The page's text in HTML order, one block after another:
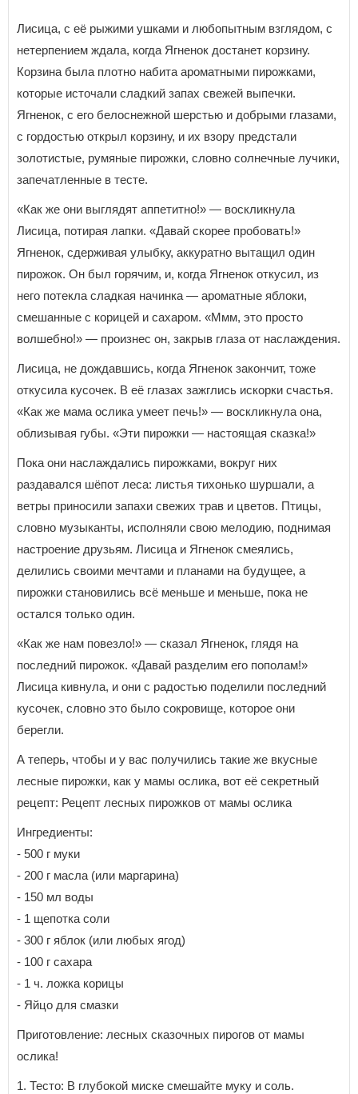
Лисица, с её рыжими ушками и любопытным взглядом, с
нетерпением ждала, когда Ягненок достанет корзину.
Корзина была плотно набита ароматными пирожками,
которые источали сладкий запах свежей выпечки.
Ягненок, с его белоснежной шерстью и добрыми глазами,
с гордостью открыл корзину, и их взору предстали
золотистые, румяные пирожки, словно солнечные лучики,
запечатленные в тесте.
«Как же они выглядят аппетитно!» — воскликнула
Лисица, потирая лапки. «Давай скорее пробовать!»
Ягненок, сдерживая улыбку, аккуратно вытащил один
пирожок. Он был горячим, и, когда Ягненок откусил, из
него потекла сладкая начинка — ароматные яблоки,
смешанные с корицей и сахаром. «Ммм, это просто
волшебно!» — произнес он, закрыв глаза от наслаждения.
Лисица, не дождавшись, когда Ягненок закончит, тоже
откусила кусочек. В её глазах зажглись искорки счастья.
«Как же мама ослика умеет печь!» — воскликнула она,
облизывая губы. «Эти пирожки — настоящая сказка!»
Пока они наслаждались пирожками, вокруг них
раздавался шёпот леса: листья тихонько шуршали, а
ветры приносили запахи свежих трав и цветов. Птицы,
словно музыканты, исполняли свою мелодию, поднимая
настроение друзьям. Лисица и Ягненок смеялись,
делились своими мечтами и планами на будущее, а
пирожки становились всё меньше и меньше, пока не
остался только один.
«Как же нам повезло!» — сказал Ягненок, глядя на
последний пирожок. «Давай разделим его пополам!»
Лисица кивнула, и они с радостью поделили последний
кусочек, словно это было сокровище, которое они
берегли.
А теперь, чтобы и у вас получились такие же вкусные
лесные пирожки, как у мамы ослика, вот её секретный
рецепт: Рецепт лесных пирожков от мамы ослика
Ингредиенты:
- 500 г муки
- 200 г масла (или маргарина)
- 150 мл воды
- 1 щепотка соли
- 300 г яблок (или любых ягод)
- 100 г сахара
- 1 ч. ложка корицы
- Яйцо для смазки
Приготовление: лесных сказочных пирогов от мамы
ослика!
1. Тесто: В глубокой миске смешайте муку и соль.